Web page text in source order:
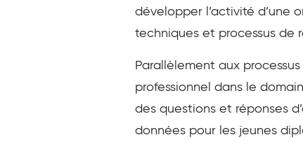
développer l’activité d’une
techniques et processus de
Parallèlement aux
professionnel dans le
des questions et réponses
données pour les jeunes